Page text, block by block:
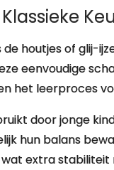
houtjes of glij-
eenvoudige
het leerproces
door jonge
hun balans
extra